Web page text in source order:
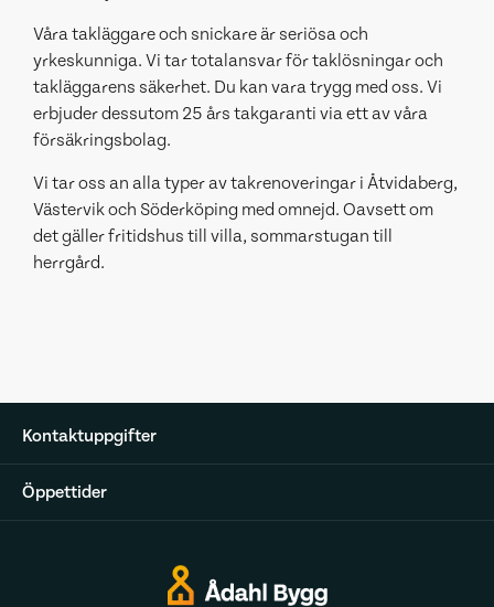
Våra takläggare och snickare är seriösa och
yrkeskunniga. Vi tar totalansvar för taklösningar och
takläggarens säkerhet. Du kan vara trygg med oss. Vi
erbjuder dessutom 25 års takgaranti via ett av våra
försäkringsbolag.
Vi tar oss an alla typer av takrenoveringar i Åtvidaberg,
Västervik och Söderköping med omnejd. Oavsett om
det gäller fritidshus till villa, sommarstugan till
herrgård.
Kontaktuppgifter
Öppettider